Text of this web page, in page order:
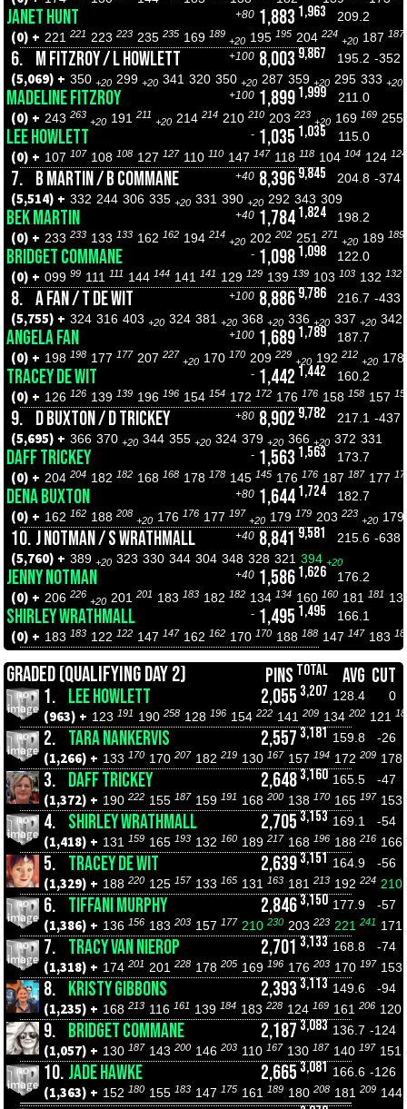
JANET HUNT +80 1,883 1,963 209.2
(0) + 221 221 223 223 235 235 169 189
+20 195 195 204 224
+20 187 187
6. M FITZROY / L HOWLETT +100 8,003 9,867 195.2 -352
(5,069) + 350 +20 299 +20 341 320 350 +20 287 359 +20 295 333 +20
MADELINE FITZROY +100 1,899 1,999 211.0
(0) + 243 263
+20 191 211
+20 214 214 210 210 203 223
+20 169 169 255
LEE HOWLETT - 1,035 1,035 115.0
(0) + 107 107 108 108 127 127 110 110 147 147 118 118 104 104 124 124
7. B MARTIN / B COMMANE +40 8,3969,845 204.8 -374
(5,514) + 332 244 306 335 +20 331 390 +20 292 343 309
BEK MARTIN +40 1,784 1,824 198.2
(0) + 233 233 133 133 162 162 194 214
+20 202 202 251 271
+20 189 189
BRIDGET COMMANE - 1,098 1,098 122.0
(0) + 099 99 111 111 144 144 141 141 129 129 139 139 103 103 132 132
8. A FAN / T DE WIT +100 8,8869,786 216.7 -433
(5,755) + 324 316 403 +20 324 381 +20 368 +20 336 +20 337 +20 342
ANGELA FAN +100 1,689 1,789 187.7
(0) + 198 198 177 177 207 227
+20 170 170 209 229
+20 192 212
+20 178
TRACEY DE WIT - 1,442 1,442 160.2
(0) + 126 126 139 139 196 196 154 154 172 172 176 176 158 158 157
9. D BUXTON / D TRICKEY +80 8,902 9,782 217.1 -437
(5,695) + 366 370 +20 344 355 +20 324 379 +20 366 +20 372 331
DAFF TRICKEY - 1,563 1,563 173.7
(0) + 204 204 182 182 168 168 178 178 145 145 176 176 187 187 177
DENA BUXTON +80 1,644 1,724 182.7
(0) + 162 162 188 208
+20 176 176 177 197
+20 179 179 203 223
+20 179
10. J NOTMAN / S WRATHMALL +40 8,841 9,581 215.6 -638
(5,760) + 389 +20 323 330 344 304 348 328 321 394 +20
JENNY NOTMAN +40 1,586 1,626 176.2
(0) + 206 226
+20 201 201 183 183 182 182 134 134 160 160 181 181
SHIRLEY WRATHMALL - 1,495 1,495 166.1
(0) + 183 183 122 122 147 147 162 162 170 170 188 188 147 147 183
GRADED (QUALIFYING DAY 2) PINS TOTAL AVG CUT
1. LEE HOWLETT 2,055 3,207 128.4 0
(963) + 123 191 190 258 128 196 154 222 141 209 134 202 121
2. TARA NANKERVIS 2,557 3,181 159.8 -26
(1,266) + 133 170 170 207 182 219 130 167 157 194 172 209 178
3. DAFF TRICKEY 2,6483,160 165.5 -47
(1,372) + 190 222 155 187 159 191 168 200 138 170 165 197 153
4. SHIRLEY WRATHMALL 2,705 3,153 169.1 -54
(1,418) + 131 159 165 193 132 160 189 217 168 196 188 216 166
5. TRACEY DE WIT 2,6393,151 164.9 -56
(1,329) + 188 220 125 157 133 165 131 163 181 213 192 224 210
6. TIFFANI MURPHY 2,8463,150 177.9 -57
(1,386) + 136 156 183 203 157 177 210 230 203 223 221 241 171
7. TRACY VAN NIEROP 2,701 3,133 168.8 -74
(1,318) + 174 201 201 228 178 205 169 196 176 203 170 197 153
8. KRISTY GIBBONS 2,393 3,113 149.6 -94
(1,235) + 168 213 116 161 139 184 183 228 124 169 161 206 120
9. BRIDGET COMMANE 2,187 3,083 136.7 -124
(1,057) + 130 187 143 200 146 203 110 167 130 187 140 197 151
10. JADE HAWKE 2,665 3,081 166.6 -126
(1,363) + 152 180 155 183 147 175 161 189 180 208 181 209 144